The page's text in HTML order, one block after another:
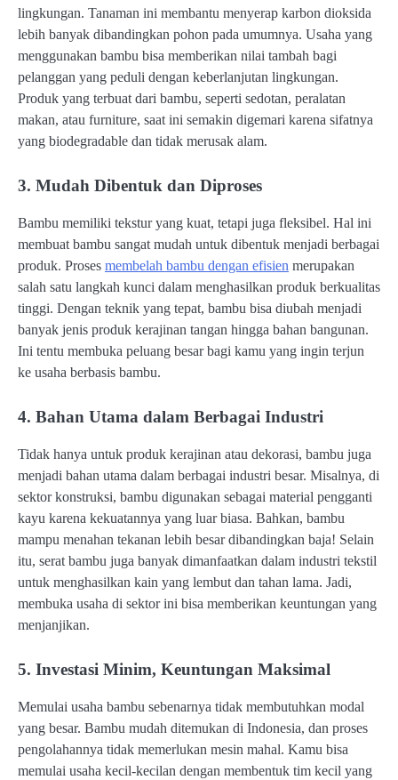
lingkungan. Tanaman ini membantu menyerap karbon dioksida
lebih banyak dibandingkan pohon pada umumnya. Usaha yang
menggunakan bambu bisa memberikan nilai tambah bagi
pelanggan yang peduli dengan keberlanjutan lingkungan.
Produk yang terbuat dari bambu, seperti sedotan, peralatan
makan, atau furniture, saat ini semakin digemari karena sifatnya
yang biodegradable dan tidak merusak alam.
3. Mudah Dibentuk dan Diproses
Bambu memiliki tekstur yang kuat, tetapi juga fleksibel. Hal ini
membuat bambu sangat mudah untuk dibentuk menjadi berbagai
produk. Proses membelah bambu dengan efisien merupakan
salah satu langkah kunci dalam menghasilkan produk berkualitas
tinggi. Dengan teknik yang tepat, bambu bisa diubah menjadi
banyak jenis produk kerajinan tangan hingga bahan bangunan.
Ini tentu membuka peluang besar bagi kamu yang ingin terjun
ke usaha berbasis bambu.
4. Bahan Utama dalam Berbagai Industri
Tidak hanya untuk produk kerajinan atau dekorasi, bambu juga
menjadi bahan utama dalam berbagai industri besar. Misalnya, di
sektor konstruksi, bambu digunakan sebagai material pengganti
kayu karena kekuatannya yang luar biasa. Bahkan, bambu
mampu menahan tekanan lebih besar dibandingkan baja! Selain
itu, serat bambu juga banyak dimanfaatkan dalam industri tekstil
untuk menghasilkan kain yang lembut dan tahan lama. Jadi,
membuka usaha di sektor ini bisa memberikan keuntungan yang
menjanjikan.
5. Investasi Minim, Keuntungan Maksimal
Memulai usaha bambu sebenarnya tidak membutuhkan modal
yang besar. Bambu mudah ditemukan di Indonesia, dan proses
pengolahannya tidak memerlukan mesin mahal. Kamu bisa
memulai usaha kecil-kecilan dengan membentuk tim kecil yang